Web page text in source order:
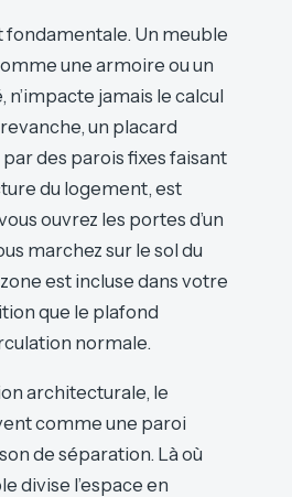
fondamentale. Un meuble
une armoire ou un
n’impacte jamais le calcul
un placard
des parois fixes faisant
du logement, est
ouvrez les portes d’un
marchez sur le sol du
est incluse dans votre
que le plafond
normale.
architecturale, le
comme une paroi
de séparation. Là où
divise l’espace en